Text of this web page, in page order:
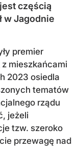
częścią
w Jagodnie
premier
z mieszkańcami
2023 osiedla
tematów
rządu
jeżeli
tzw. szeroko
przewagę nad